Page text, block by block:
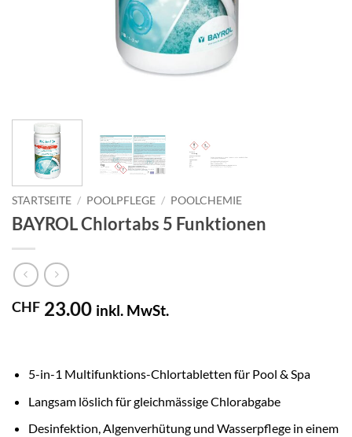
STARTSEITE / POOLPFLEGE / POOLCHEMIE
BAYROL Chlortabs 5 Funktionen
CHF 23.00 inkl. MwSt.
5-in-1 Multifunktions-Chlortabletten für Pool & Spa
Langsam löslich für gleichmässige Chlorabgabe
Desinfektion, Algenverhütung und Wasserpflege in einem